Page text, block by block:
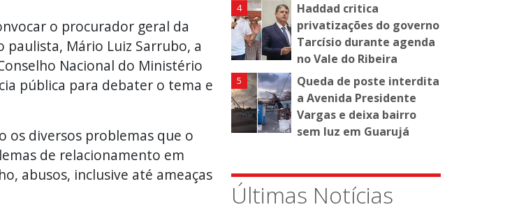
o procurador geral da
paulista, Mário Luiz Sarrubo, a
Nacional do Ministério
pública para debater o tema e
os diversos problemas que o
de relacionamento em
abusos, inclusive até ameaças
Haddad critica
privatizações do governo
Tarcísio durante agenda
no Vale do Ribeira
Queda de poste interdita
a Avenida Presidente
Vargas e deixa bairro
sem luz em Guarujá
Últimas Notícias